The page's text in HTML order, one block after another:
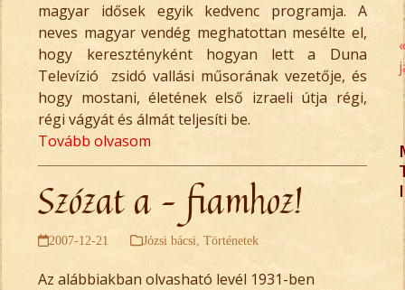
magyar idősek egyik kedvenc programja. A
neves magyar vendég meghatottan mesélte el,
hogy keresztényként hogyan lett a Duna
Televízió zsidó vallási műsorának vezetője, és
hogy mostani, életének első izraeli útja régi,
régi vágyát és álmát teljesíti be.
Tovább olvasom
Szózat a – fiamhoz!
2007-12-21 Józsi bácsi,Történetek
Az alábbiakban olvasható levél 1931-ben
«
I